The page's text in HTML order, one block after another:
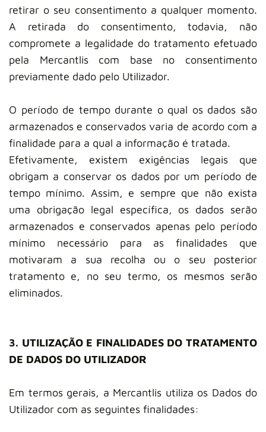
retirar o seu consentimento a qualquer momento.
A retirada do consentimento, todavia, não
compromete a legalidade do tratamento efetuado
pela Mercantlis com base no consentimento
previamente dado pelo Utilizador.
O período de tempo durante o qual os dados são
armazenados e conservados varia de acordo com a
finalidade para a qual a informação é tratada.
Efetivamente, existem exigências legais que
obrigam a conservar os dados por um período de
tempo mínimo. Assim, e sempre que não exista
uma obrigação legal específica, os dados serão
armazenados e conservados apenas pelo período
mínimo necessário para as finalidades que
motivaram a sua recolha ou o seu posterior
tratamento e, no seu termo, os mesmos serão
eliminados.
3. UTILIZAÇÃO E FINALIDADES DO TRATAMENTO
DE DADOS DO UTILIZADOR
Em termos gerais, a Mercantlis utiliza os Dados do
Utilizador com as seguintes finalidades: